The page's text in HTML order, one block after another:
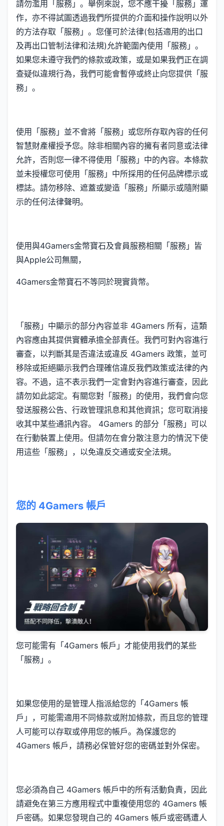
請勿濫用「服務」。舉例來說，您不應干擾「服務」運
作，亦不得試圖透過我們所提供的介面和操作說明以外
的方法存取「服務」。您僅可於法律(包括適用的出口
及再出口管制法律和法規)允許範圍內使用「服務」。
如果您未遵守我們的條款或政策，或是如果我們正在調
查疑似違規行為，我們可能會暫停或終止向您提供「服
務」。
使用「服務」並不會將「服務」或您所存取內容的任何
智慧財產權授予您。除非相關內容的擁有者同意或法律
允許，否則您一律不得使用「服務」中的內容。本條款
並未授權您可使用「服務」中所採用的任何品牌標示或
標誌。請勿移除、遮蓋或變造「服務」所顯示或隨附顯
示的任何法律聲明。
使用與4Gamers金幣寶石及會員服務相關「服務」皆
與Apple公司無關，
4Gamers金幣寶石不等同於現實貨幣。
「服務」中顯示的部分內容並非 4Gamers 所有，這類
內容應由其提供實體承擔全部責任。我們可對內容進行
審查，以判斷其是否違法或違反 4Gamers 政策，並可
移除或拒絕顯示我們合理確信違反我們政策或法律的內
容。不過，這不表示我們一定會對內容進行審查，因此
請勿如此認定。有關您對「服務」的使用，我們會向您
發送服務公告、行政管理訊息和其他資訊；您可取消接
收其中某些通訊內容。 4Gamers 的部分「服務」可以
在行動裝置上使用。但請勿在會分散注意力的情況下使
用這些「服務」，以免違反交通或安全法規。
您的 4Gamers 帳戶
您可能需有「4Gamers 帳戶」才能使用我們的某些
「服務」。
如果您使用的是管理人指派給您的「4Gamers 帳
戶」，可能需適用不同條款或附加條款，而且您的管理
人可能可以存取或停用您的帳戶。為保護您的
4Gamers 帳戶，請務必保管好您的密碼並對外保密。
您必須為自己 4Gamers 帳戶中的所有活動負責，因此
請避免在第三方應用程式中重複使用您的 4Gamers 帳
戶密碼。如果您發現自己的 4Gamers 帳戶或密碼遭人